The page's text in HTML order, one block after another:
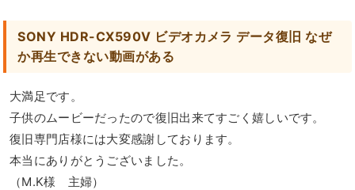
SONY HDR-CX590V ビデオカメラ データ復旧 なぜ
か再生できない動画がある
大満足です。
子供のムービーだったので復旧出来てすごく嬉しいです。
復旧専門店様には大変感謝しております。
本当にありがとうございました。
（M.K様 主婦）